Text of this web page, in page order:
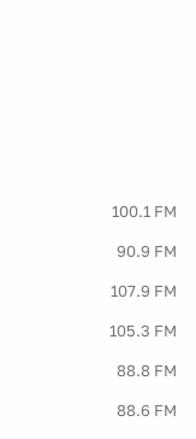
100.1 FM
90.9 FM
107.9 FM
105.3 FM
88.8 FM
88.6 FM